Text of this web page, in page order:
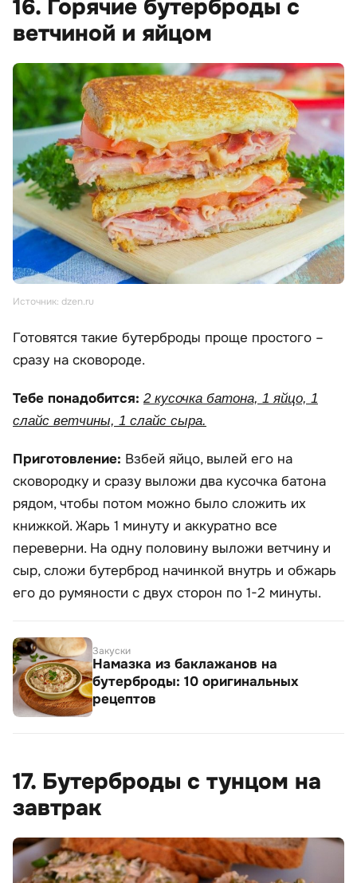
16. Горячие бутерброды с
ветчиной и яйцом
Источник: dzen.ru
Готовятся такие бутерброды проще простого –
сразу на сковороде.
Тебе понадобится: 2 кусочка батона, 1 яйцо, 1
слайс ветчины, 1 слайс сыра.
Приготовление: Взбей яйцо, вылей его на
сковородку и сразу выложи два кусочка батона
рядом, чтобы потом можно было сложить их
книжкой. Жарь 1 минуту и аккуратно все
переверни. На одну половину выложи ветчину и
сыр, сложи бутерброд начинкой внутрь и обжарь
его до румяности с двух сторон по 1-2 минуты.
Закуски
Намазка из баклажанов на
бутерброды: 10 оригинальных
рецептов
17. Бутерброды с тунцом на
завтрак